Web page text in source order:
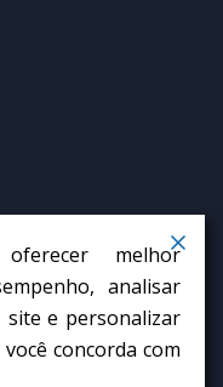
melhor
analisar
site e personalizar
concorda com